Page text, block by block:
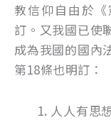
教信仰自由於
訂。又我國已使
成為我國的國內
第18條也明訂：
人人有思